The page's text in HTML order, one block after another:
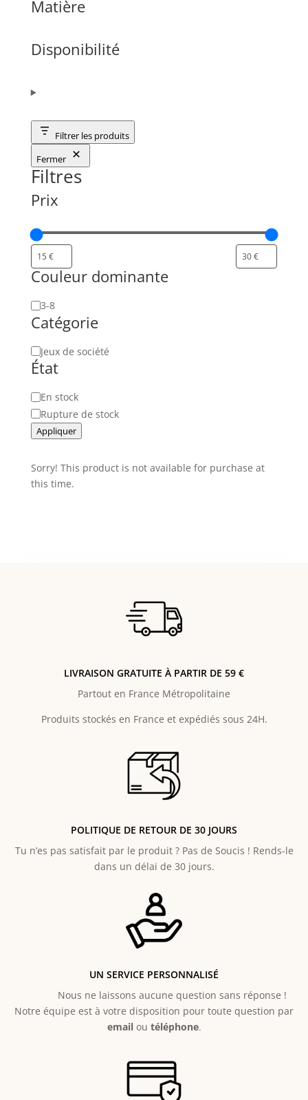
Matière
Disponibilité
Filtrer les produits
Fermer
Filtres
Prix
Couleur dominante
Nombre
de
3-8
Catégorie
Catégorie
Jeux de société
État
Disponibilité
En stock
Rupture de stock
Appliquer
Sorry! This product is not available for purchase at
this time.
LIVRAISON GRATUITE À PARTIR DE 59 €
Partout en France Métropolitaine
Produits stockés en France et expédiés sous 24H.
POLITIQUE DE RETOUR DE 30 JOURS
Tu n’es pas satisfait par le produit ? Pas de Soucis ! Rends-le
dans un délai de 30 jours.
UN SERVICE PERSONNALISÉ
Nous ne laissons aucune question sans réponse !
Notre équipe est à votre disposition pour toute question par
emailou téléphone.